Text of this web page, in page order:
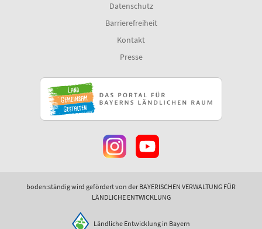
Datenschutz
Barrierefreiheit
Kontakt
Presse
boden:ständig wird gefördert von der BAYERISCHEN VERWALTUNG FÜR
LÄNDLICHE ENTWICKLUNG
Ländliche Entwicklung in Bayern